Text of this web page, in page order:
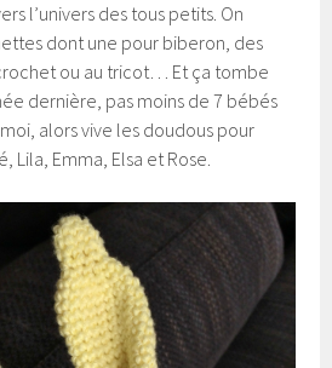
l’univers des tous petits. On
dont une pour biberon, des
ou au tricot… Et ça tombe
dernière, pas moins de 7 bébés
alors vive les doudous pour
Lila, Emma, Elsa et Rose.